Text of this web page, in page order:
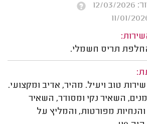
2026
תריס חשמלי.
טוב ויעיל. מהיר, אדיב ומקצועי.
השאיר נקי ומסודר, השאיר
והנחיות מפורטות, והמליץ על